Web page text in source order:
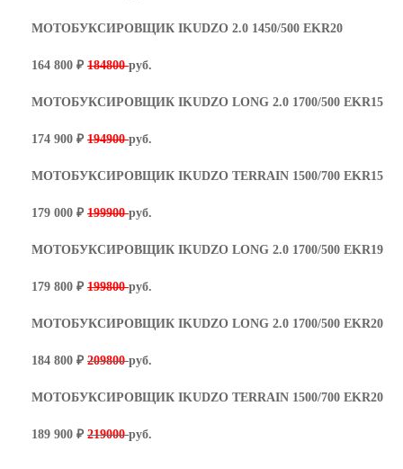
МОТОБУКСИРОВЩИК IKUDZO 2.0 1450/500 EKR20
164 800 ₽ 184800руб.
МОТОБУКСИРОВЩИК IKUDZO LONG 2.0 1700/500 EKR15
174 900 ₽ 194900руб.
МОТОБУКСИРОВЩИК IKUDZO TERRAIN 1500/700 EKR15
179 000 ₽ 199900руб.
МОТОБУКСИРОВЩИК IKUDZO LONG 2.0 1700/500 EKR19
179 800 ₽ 199800руб.
МОТОБУКСИРОВЩИК IKUDZO LONG 2.0 1700/500 EKR20
184 800 ₽ 209800руб.
МОТОБУКСИРОВЩИК IKUDZO TERRAIN 1500/700 EKR20
189 900 ₽ 219000руб.